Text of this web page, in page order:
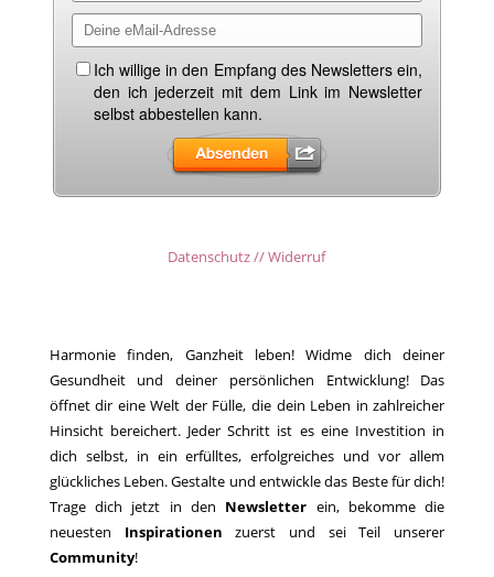
Datenschutz // Widerruf
Harmonie finden, Ganzheit leben! Widme dich deiner
Gesundheit und deiner persönlichen Entwicklung! Das
öffnet dir eine Welt der Fülle, die dein Leben in zahlreicher
Hinsicht bereichert. Jeder Schritt ist es eine Investition in
dich selbst, in ein erfülltes, erfolgreiches und vor allem
glückliches Leben. Gestalte und entwickle das Beste für dich!
Trage dich jetzt in den Newsletter ein, bekomme die
neuesten Inspirationen zuerst und sei Teil unserer
Community!